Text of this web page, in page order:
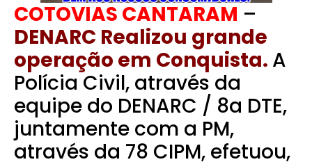
COTOVIAS CANTARAM –
DENARC Realizou grande
operação em Conquista. A
Polícia Civil, através da
equipe do DENARC / 8a DTE,
juntamente com a PM,
através da 78 CIPM, efetuou,